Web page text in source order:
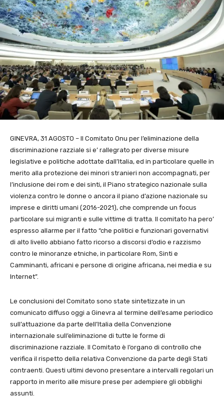
GINEVRA, 31 AGOSTO – Il Comitato Onu per l’eliminazione della
discriminazione razziale si e’ rallegrato per diverse misure
legislative e politiche adottate dall’Italia, ed in particolare quelle in
merito alla protezione dei minori stranieri non accompagnati, per
l’inclusione dei rom e dei sinti, il Piano strategico nazionale sulla
violenza contro le donne o ancora il piano d’azione nazionale su
imprese e diritti umani (2016-2021), che comprende un focus
particolare sui migranti e sulle vittime di tratta. Il comitato ha pero’
espresso allarme per il fatto “che politici e funzionari governativi
di alto livello abbiano fatto ricorso a discorsi d’odio e razzismo
contro le minoranze etniche, in particolare Rom, Sinti e
Camminanti, africani e persone di origine africana, nei media e su
Internet”.
Le conclusioni del Comitato sono state sintetizzate in un
comunicato diffuso oggi a Ginevra al termine dell’esame periodico
sull’attuazione da parte dell’Italia della Convenzione
internazionale sull’eliminazione di tutte le forme di
discriminazione razziale. Il Comitato è l’organo di controllo che
verifica il rispetto della relativa Convenzione da parte degli Stati
contraenti. Questi ultimi devono presentare a intervalli regolari un
rapporto in merito alle misure prese per adempiere gli obblighi
assunti.